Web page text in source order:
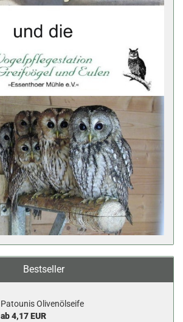
Bestseller
Patounis Olivenölseife
ab 4,17 EUR